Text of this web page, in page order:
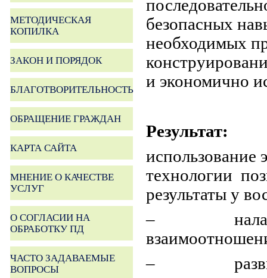
МЕТОДИЧЕСКАЯ
КОПИЛКА
ЗАКОН И ПОРЯДОК
БЛАГОТВОРИТЕЛЬНОСТЬ
ОБРАЩЕНИЕ ГРАЖДАН
КАРТА САЙТА
МНЕНИЕ О КАЧЕСТВЕ
УСЛУГ
О СОГЛАСИИ НА
ОБРАБОТКУ ПД
ЧАСТО ЗАДАВАЕМЫЕ
ВОПРОСЫ
безопасных
необходимых
и экономично
Результат:
использование
технологии
результаты у
–
– развитие